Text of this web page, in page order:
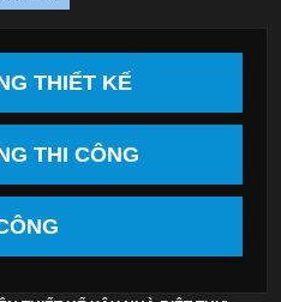
THIẾT KẾ
THI CÔNG